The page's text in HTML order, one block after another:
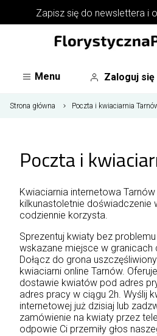
Zapisz się do newsletterai
Menu Zaloguj się
Strona główna Poczta i kwiaciarnia
Poczta i
Kwiaciarnia internetowa
kilkunastoletnie doświadczenie
codziennie korzysta.
Sprezentuj kwiaty bez
wskazane miejsce w granicach
Dołącz do grona
kwiaciarni online Tarnów.
dostawie kwiatów pod adres
adres pracy w ciągu 2h. Wyślij
internetowej już dzisiaj lub
zamówienie na kwiaty przez
odpowie Ci przemiły głos